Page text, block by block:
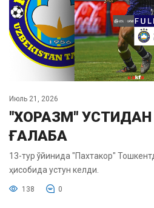
Июль 21, 2026
"ХОРАЗМ"
ҒАЛАБА
13-тур ўйинида "Пахтакор"
ҳисобида устун келди.
138 0